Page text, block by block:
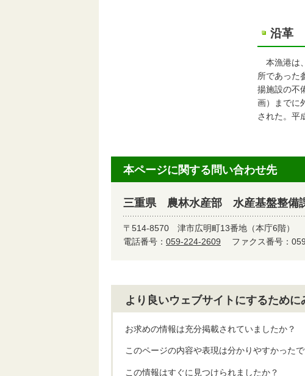
沿革
本漁港は
所であった
揚施設の不
画）までに
された。平
本ページに関する問い合わせ先
三重県 農林水産部 水産基盤整備
〒514-8570 津市広明町13番地（本庁6階）
電話番号： 059-224-2609 ファクス番号：
より良いウェブサイトにするため
お求めの情報は充分掲載されていましたか？
このページの内容や表現は分かりやすかったで
この情報はすぐに見つけられましたか？